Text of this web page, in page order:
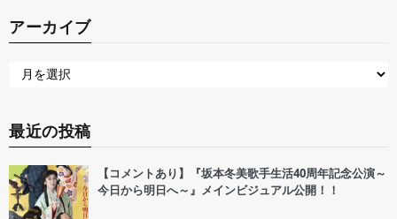
アーカイブ
最近の投稿
【コメントあり】『坂本冬美歌手生活40周年記念公演～
今日から明日へ～』メインビジュアル公開！！